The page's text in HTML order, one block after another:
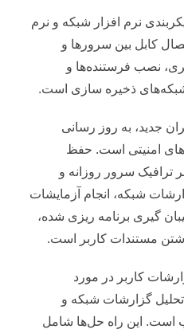
نرم افزار شبکه و نرم
کابل بین سرورها و
نصب فرستنده‌ها و
ذخیره سازی است.
جدید، به روز رسانی
امنیتی است. حفظ
سرور روزانه و
شبکه، انجام آزمایشات
گیری برنامه ریزی شده،
مستندات کاربر است.
کاربر در مورد
گزارشات شبکه و
است. این راه حل‌ها شامل